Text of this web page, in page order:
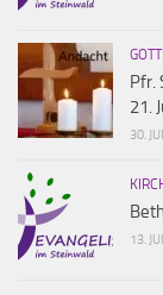
Pfr.
21.
30.
13.